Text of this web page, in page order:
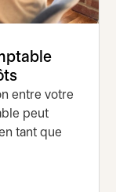
entre votre
peut
tant que